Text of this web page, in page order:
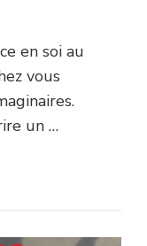
en soi au
vous
un …